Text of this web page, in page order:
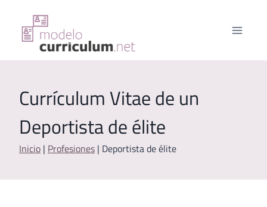
contenido
Currículum Vitae de un
Deportista de élite
Inicio | Profesiones | Deportista de élite